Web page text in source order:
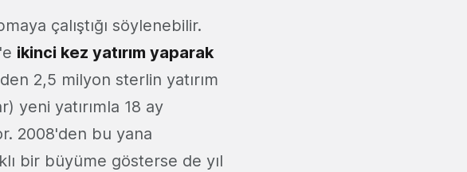
çalıştığı söylenebilir.
ikinci kez yatırım yaparak
2,5 milyon sterlin yatırım
yeni yatırımla 18 ay
2008'den bu yana
bir büyüme gösterse de yıl